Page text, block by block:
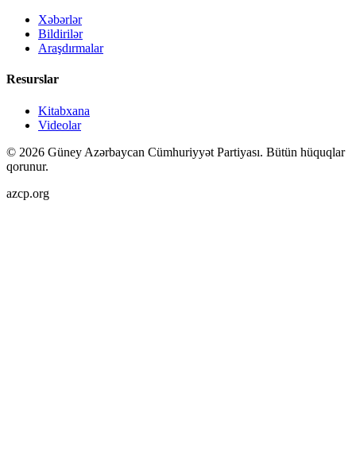
Xəbərlər
Bildirilər
Araşdırmalar
Resurslar
Kitabxana
Videolar
© 2026 Güney Azərbaycan Cümhuriyyət Partiyası. Bütün hüquqlar
qorunur.
azcp.org